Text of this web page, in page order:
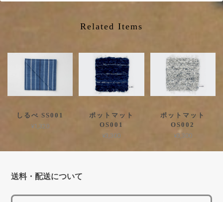
Related Items
しるべ SS001
¥1,320
ポットマット
OS001
¥3,300
ポットマット
OS002
¥3,300
送料・配送について